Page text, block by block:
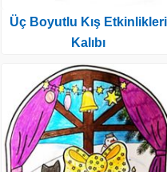
Üç Boyutlu Kış Etkinlikleri
Kalıbı